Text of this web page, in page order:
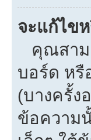
จะแก้ไข
คุณสาม
บอร์ด หรื
(บางครั้ง
ข้อความ